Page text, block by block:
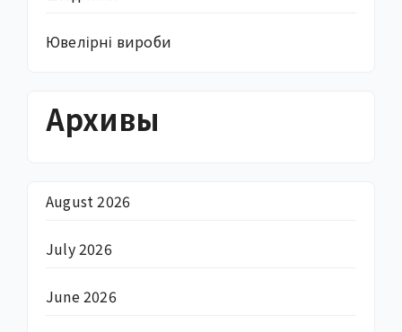
Ювелірні вироби
Архивы
August 2026
July 2026
June 2026